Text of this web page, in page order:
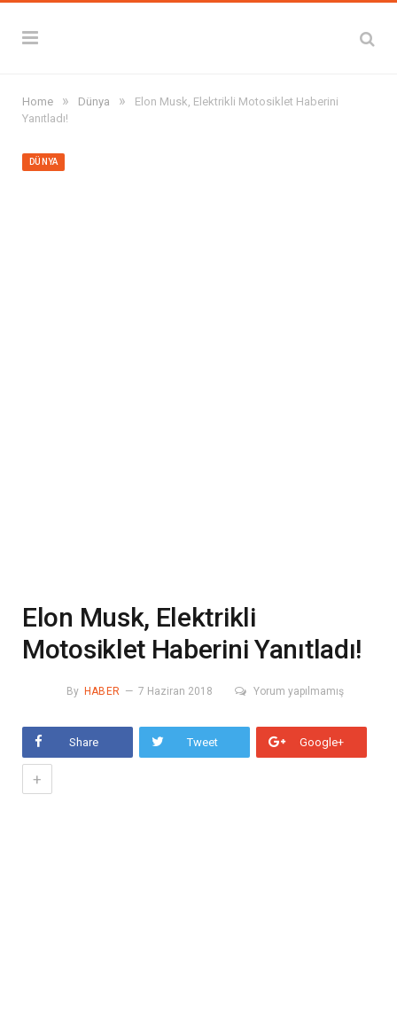
Home » Dünya »
Elon Musk, Elektrikli Motosiklet Haberini
Yanıtladı!
DÜNYA
Elon Musk, Elektrikli
Motosiklet Haberini Yanıtladı!
By HABER 7 Haziran 2018 Yorum yapılmamış
Share Tweet Google+
+